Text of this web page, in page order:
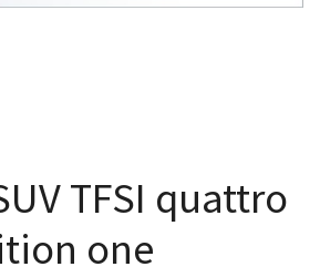
TFSI quattro
one